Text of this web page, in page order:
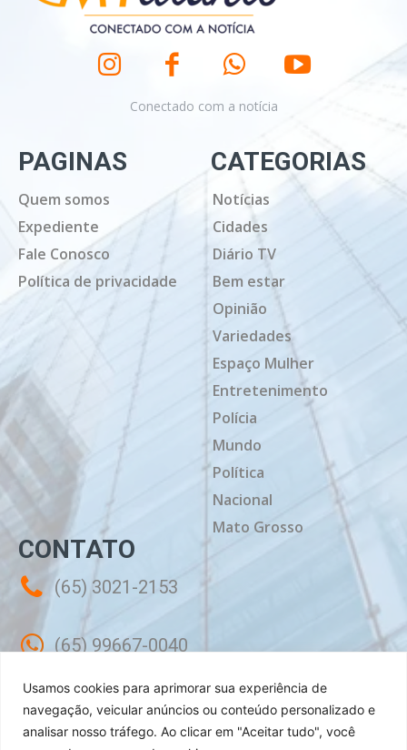
Usamos cookies para aprimorar sua experiência de
navegação, veicular anúncios ou conteúdo personalizado e
analisar nosso tráfego. Ao clicar em "Aceitar tudo", você
Conectado com a notícia
PAGINAS
Quem somos
Expediente
Fale Conosco
Política de privacidade
CATEGORIAS
Notícias
Cidades
Diário TV
Bem estar
Opinião
Variedades
Espaço Mulher
Entretenimento
Polícia
Mundo
Política
Nacional
Mato Grosso
CONTATO
(65) 3021-2153
(65) 99667-0040
contato@mtdiario.com.br